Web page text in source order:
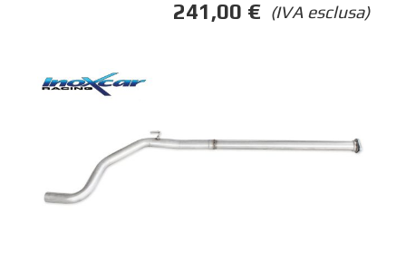
(IVA esclusa)
241,00 €